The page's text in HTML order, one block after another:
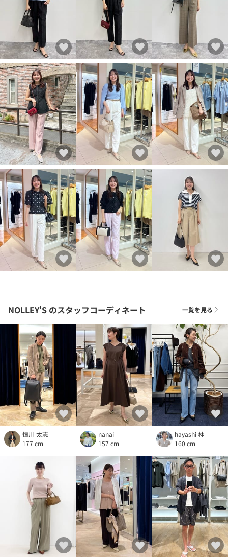
NOLLEY'S のスタッフコーディネート 一覧を見る
恒川 太志
177 cm
nanai
157 cm
hayashi 林
160 cm